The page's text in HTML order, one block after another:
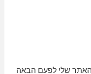
שלי לפעם הבאה